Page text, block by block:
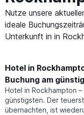
Nutze unsere
ideale
Unterkunft in in
Hotel in
Buchung am
Hotel in Rockhampton
günstigsten. Der
übernachten, ist